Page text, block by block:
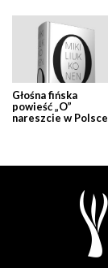
Głośna fińska
powieść „O”
nareszcie w Polsce